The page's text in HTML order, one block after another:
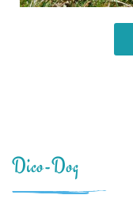
Dico-Dog